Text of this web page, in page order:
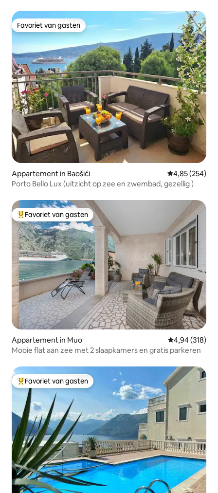
Favoriet van gasten
Favoriet van gasten
Appartement in Baošići Gemiddelde
4,85 (254)
Porto Bello Lux (uitzicht op zee en zwembad, gezellig )
Topfavoriet van gasten
Favoriet van gasten
Appartement in Muo Gemiddelde
4,94 (318)
Mooie flat aan zee met 2 slaapkamers en gratis parkeren
Topfavoriet van gasten
Favoriet van gasten